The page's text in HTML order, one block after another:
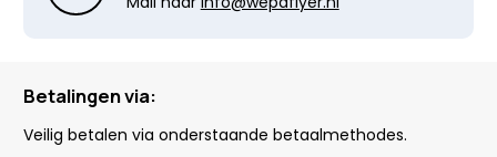
Betalingen via:
Veilig betalen via onderstaande betaalmethodes.